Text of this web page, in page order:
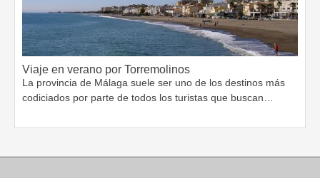
Viaje en verano por Torremolinos
La provincia de Málaga suele ser uno de los destinos más
codiciados por parte de todos los turistas que buscan…